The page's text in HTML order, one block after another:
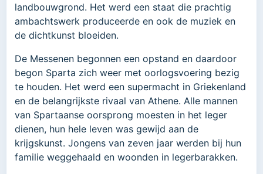
landbouwgrond. Het werd een staat die prachtig
ambachtswerk produceerde en ook de muziek en
de dichtkunst bloeiden.
De Messenen begonnen een opstand en daardoor
begon Sparta zich weer met oorlogsvoering bezig
te houden. Het werd een supermacht in Griekenland
en de belangrijkste rivaal van Athene. Alle mannen
van Spartaanse oorsprong moesten in het leger
dienen, hun hele leven was gewijd aan de
krijgskunst. Jongens van zeven jaar werden bij hun
familie weggehaald en woonden in legerbarakken.